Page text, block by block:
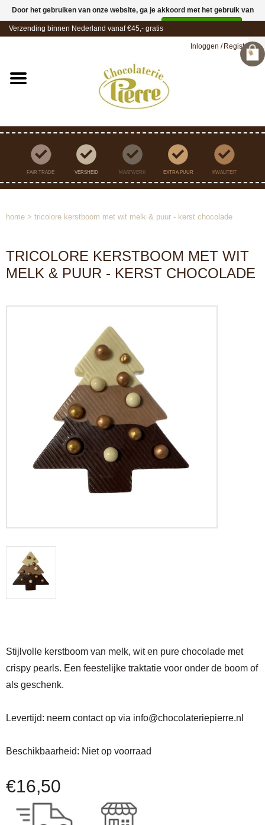
Verzending binnen Nederland vanaf €45,- gratis
Inloggen / Registreren
FAIR TRADE VERSHEID MAATWERK EXTRA PUUR KWALITEIT
home > tricolore kerstboom met wit melk & puur - kerst chocolade
TRICOLORE KERSTBOOM MET WIT
MELK & PUUR - KERST CHOCOLADE
Stijlvolle kerstboom van melk, wit en pure chocolade met
crispy pearls. Een feestelijke traktatie voor onder de boom of
als geschenk.
Levertijd: neem contact op via info@chocolateriepierre.nl
Beschikbaarheid: Niet op voorraad
€16,50
Door het gebruiken van onze website, ga je akkoord met het gebruik van
cookies om onze website te verbeteren.
Meer over cookies »